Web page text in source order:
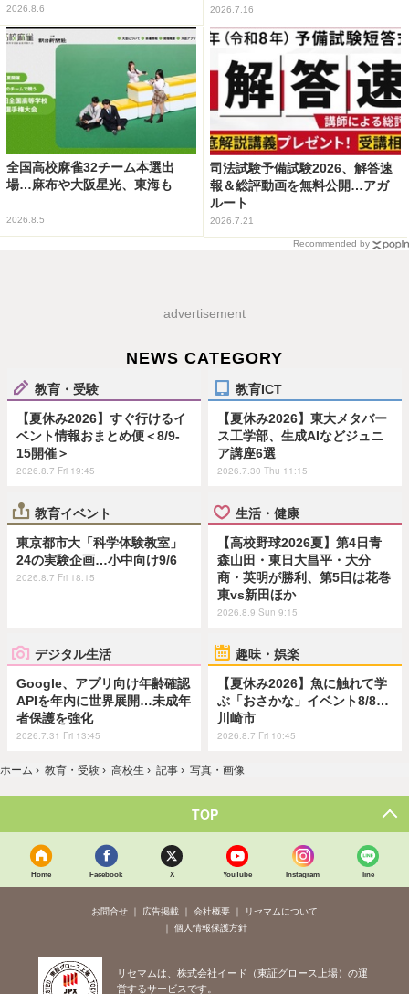
2026.8.6 2026.7.16
全国高校麻雀32チーム本選出
場…麻布や大阪星光、東海も
2026.8.5
司法試験予備試験2026、解答速
報＆総評動画を無料公開…アガ
ルート
2026.7.21
Recommended by
advertisement
NEWS CATEGORY
教育・受験
【夏休み2026】すぐ行けるイ
ベント情報おまとめ便＜8/9-
15開催＞
2026.8.7 Fri 19:45
教育ICT
【夏休み2026】東大メタバー
ス工学部、生成AIなどジュニ
ア講座6選
2026.7.30 Thu 11:15
教育イベント
東京都市大「科学体験教室」
24の実験企画…小中向け9/6
2026.8.7 Fri 18:15
生活・健康
【高校野球2026夏】第4日青
森山田・東日大昌平・大分
商・英明が勝利、第5日は花巻
東vs新田ほか
2026.8.9 Sun 9:15
デジタル生活
Google、アプリ向け年齢確認
APIを年内に世界展開…未成年
者保護を強化
2026.7.31 Fri 13:45
趣味・娯楽
【夏休み2026】魚に触れて学
ぶ「おさかな」イベント8/8…
川崎市
2026.8.7 Fri 10:45
ホーム › 教育・受験 › 高校生 › 記事 › 写真・画像
TOP
Home Facebook X YouTube Instagram line
お問合せ 広告掲載 会社概要
リセマムについて
個人情報保護方針
リセマムは、株式会社イード（東証グロース上場）の運
営するサービスです。